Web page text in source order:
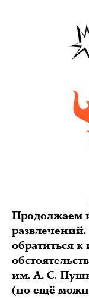
Продолжаем
обратиться к
им. А. С.
(но ещё